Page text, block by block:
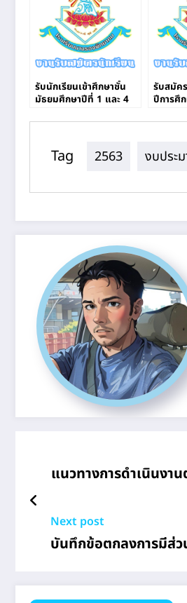
รับนักเรียนเข้าศึกษาชั้น
มัธยมศึกษาปีที่ 1 และ 4
รับสมัค
ปีการศึ
Tag 2563 งบประ
แนวทางการดำเนินงา
Next post
บันทึกข้อตกลงการมีส่ว